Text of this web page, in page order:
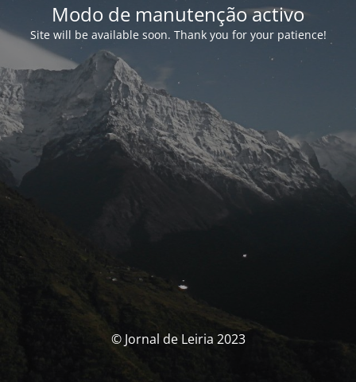
Modo de manutenção activo
Site will be available soon. Thank you for your patience!
© Jornal de Leiria 2023